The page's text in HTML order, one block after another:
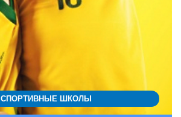
СПОРТИВНЫЕ ШКОЛЫ